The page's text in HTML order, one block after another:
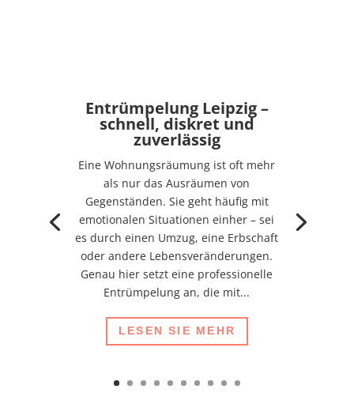
Entrümpelung Leipzig –
schnell, diskret und
zuverlässig
Eine Wohnungsräumung ist oft mehr
als nur das Ausräumen von
Gegenständen. Sie geht häufig mit
emotionalen Situationen einher – sei
es durch einen Umzug, eine Erbschaft
oder andere Lebensveränderungen.
Genau hier setzt eine professionelle
Entrümpelung an, die mit...
LESEN SIE MEHR